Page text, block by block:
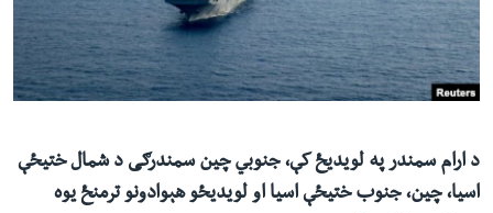
شئ
لټون
ځای
شئ
له مونږ سره په تماس کې پاتې شئ
د ارام سمندر په لویدیځ کې، جنوبي چین سمندرګی د شمال ختیځې
اسیا، چین، جنوب ختیځې اسیا او لویدیځو هېوادونو ترمنځ یوه